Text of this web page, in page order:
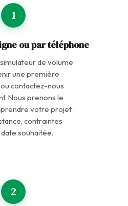
1
ou par téléphone
simulateur de volume
une première
contactez-nous
Nous prenons le
votre projet :
contraintes
date souhaitée.
2